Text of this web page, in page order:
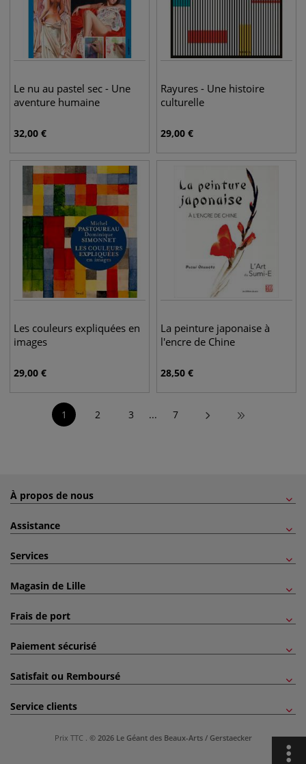
Le nu au pastel sec - Une
aventure humaine
32,00 €
Rayures - Une histoire
culturelle
29,00 €
Les couleurs expliquées en
images
29,00 €
La peinture japonaise à
l'encre de Chine
28,50 €
1 2 3 ... 7
À propos de nous
Assistance
Services
Magasin de Lille
Frais de port
Paiement sécurisé
Satisfait ou Remboursé
Service clients
Prix TTC . © 2026 Le Géant des Beaux-Arts / Gerstaecker